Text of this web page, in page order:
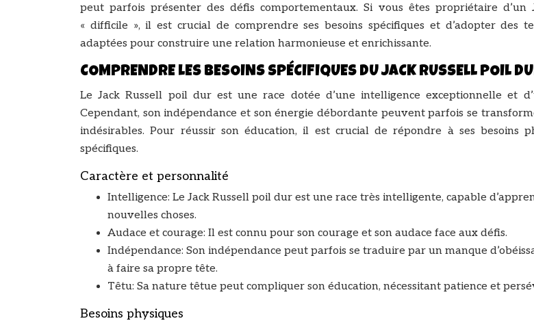
peut parfois présenter des défis comportementaux. Si vous êtes propriétaire d’un
« difficile », il est crucial de comprendre ses besoins spécifiques et d’adopter des
adaptées pour construire une relation harmonieuse et enrichissante.
COMPRENDRE LES BESOINS SPÉCIFIQUES DU JACK RUSSELL POIL
Le Jack Russell poil dur est une race dotée d’une intelligence exceptionnelle et
Cependant, son indépendance et son énergie débordante peuvent parfois se
indésirables. Pour réussir son éducation, il est crucial de répondre à ses besoins
spécifiques.
Caractère et personnalité
Intelligence: Le Jack Russell poil dur est une race très intelligente, capable
nouvelles choses.
Audace et courage: Il est connu pour son courage et son audace face aux défis.
Indépendance: Son indépendance peut parfois se traduire par un manque
à faire sa propre tête.
Têtu: Sa nature têtue peut compliquer son éducation, nécessitant patience et
Besoins physiques